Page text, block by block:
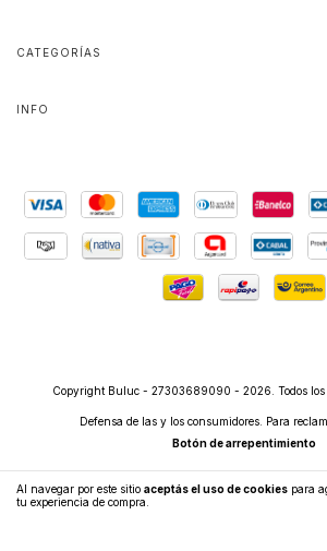
Al navegar por este sitio aceptás el uso de cookies para
tu experiencia de compra.
CATEGORÍAS
INFO
Copyright Buluc - 27303689090 - 2026. Todos los
Defensa de las y los consumidores. Para
Botón de arrepentimiento